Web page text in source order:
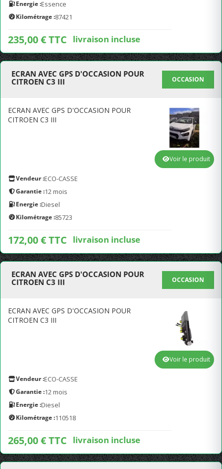
Energie :Essence
Kilométrage :87421
235,00 € TTC livraison incluse
ECRAN AVEC GPS D'OCCASION POUR
CITROEN C3 III
OCCASION
ECRAN AVEC GPS D'OCCASION POUR
CITROEN C3 III
Vendeur :ECO-CASSE
Garantie :12 mois
Energie :Diesel
Kilométrage :85723
172,00 € TTC livraison incluse
Voir le produit
ECRAN AVEC GPS D'OCCASION POUR
CITROEN C3 III
OCCASION
ECRAN AVEC GPS D'OCCASION POUR
CITROEN C3 III
Vendeur :ECO-CASSE
Garantie :12 mois
Energie :Diesel
Kilométrage :110518
265,00 € TTC livraison incluse
Voir le produit